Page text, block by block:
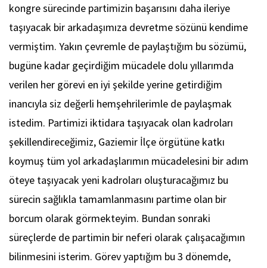
kongre sürecinde partimizin başarısını daha ileriye
taşıyacak bir arkadaşımıza devretme sözünü kendime
vermiştim. Yakın çevremle de paylaştığım bu sözümü,
bugüne kadar geçirdiğim mücadele dolu yıllarımda
verilen her görevi en iyi şekilde yerine getirdiğim
inancıyla siz değerli hemşehrilerimle de paylaşmak
istedim. Partimizi iktidara taşıyacak olan kadroları
şekillendireceğimiz, Gaziemir İlçe örgütüne katkı
koymuş tüm yol arkadaşlarımın mücadelesini bir adım
öteye taşıyacak yeni kadroları oluşturacağımız bu
sürecin sağlıkla tamamlanmasını partime olan bir
borcum olarak görmekteyim. Bundan sonraki
süreçlerde de partimin bir neferi olarak çalışacağımın
bilinmesini isterim. Görev yaptığım bu 3 dönemde,